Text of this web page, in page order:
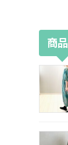
商品